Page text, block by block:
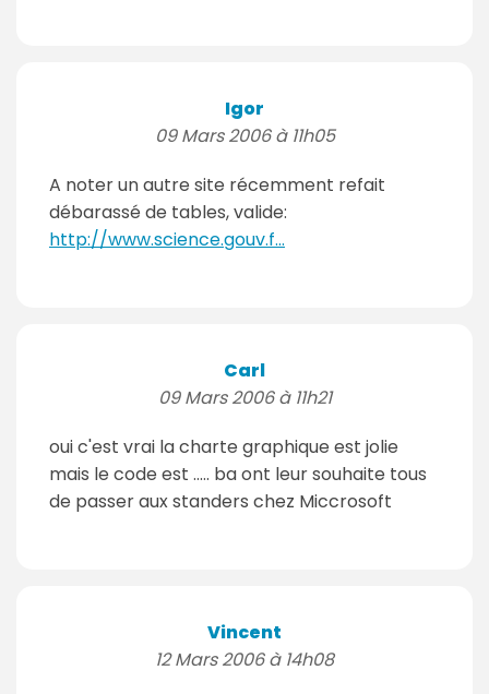
Igor
09 Mars 2006 à 11h05
A noter un autre site récemment refait
débarassé de tables, valide:
http://www.science.gouv.f...
Carl
09 Mars 2006 à 11h21
oui c'est vrai la charte graphique est jolie
mais le code est ..... ba ont leur souhaite tous
de passer aux standers chez Miccrosoft
Vincent
12 Mars 2006 à 14h08